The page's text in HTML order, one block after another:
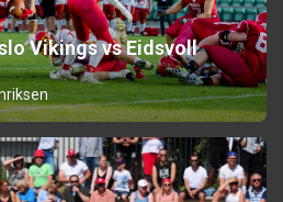
Vikings vs Eidsvoll